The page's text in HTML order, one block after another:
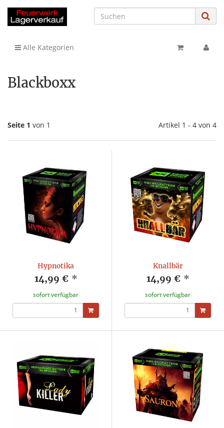
Alle Kategorien
Blackboxx
Seite 1 von 1 Artikel 1 - 4 von 4
Hypnotika
14,99 € *
sofort verfügbar
Knallbär
14,99 € *
sofort verfügbar